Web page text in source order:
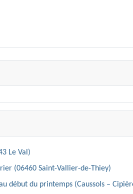
Le Val)
(06460 Saint-Vallier-de-Thiey)
début du printemps (Caussols –